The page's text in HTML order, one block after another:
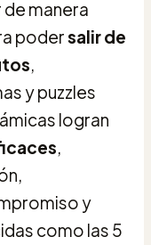
manera
podersalir de
,
y puzzles
logran
,
y
como las 5